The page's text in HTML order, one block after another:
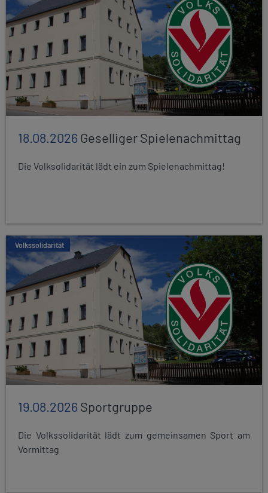
18.08.2026Geselliger Spielenachmittag
Die Volksolidarität lädt ein zum Spielenachmittag!
Volkssolidarität
19.08.2026Sportgruppe
Die Volkssolidarität lädt zum gemeinsamen Sport am
Vormittag